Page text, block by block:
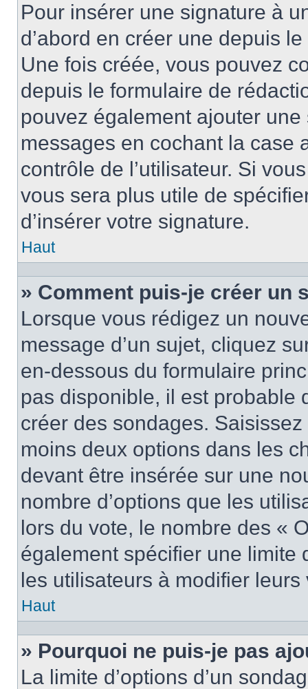
Pour insérer une signature à
d’abord en créer une depuis
Une fois créée, vous pouvez
depuis le formulaire de
pouvez également ajouter
messages en cochant la case
contrôle de l’utilisateur. Si
vous sera plus utile de
d’insérer votre signature.
Haut
» Comment puis-je créer un
Lorsque vous rédigez un
message d’un sujet, cliquez
en-dessous du formulaire
pas disponible, il est probable
créer des sondages.
moins deux options dans les
devant être insérée sur une
nombre d’options que les
lors du vote, le nombre des «
également spécifier une limite
les utilisateurs à modifier leurs
Haut
» Pourquoi ne puis-je pas
La limite d’options d’un